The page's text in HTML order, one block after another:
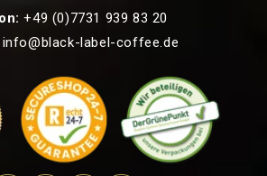
+49 (0)7731 939 83 20
info@black-label-coffee.de